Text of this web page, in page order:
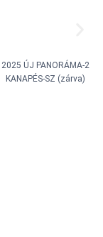
2025 ÚJ PANORÁMA-2
KANAPÉS-SZ (zárva)